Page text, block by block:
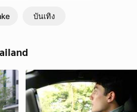
บันเทิง